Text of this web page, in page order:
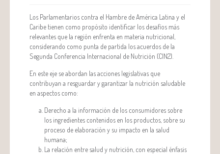
Los Parlamentarios contra el Hambre de América Latina y el
Caribe tienen como propósito identificar los desafíos más
relevantes que la región enfrenta en materia nutricional,
considerando como punta de partida los acuerdos de la
Segunda Conferencia Internacional de Nutrición (CIN2).
En este eje se abordan las acciones legislativas que
contribuyan a resguardar y garantizar la nutrición saludable
en aspectos como:
Derecho a la información de los consumidores sobre
los ingredientes contenidos en los productos, sobre su
proceso de elaboración y su impacto en la salud
humana;
La relación entre salud y nutrición, con especial énfasis